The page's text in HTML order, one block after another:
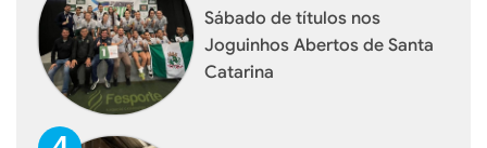
Sábado de títulos nos
Joguinhos Abertos de Santa
Catarina